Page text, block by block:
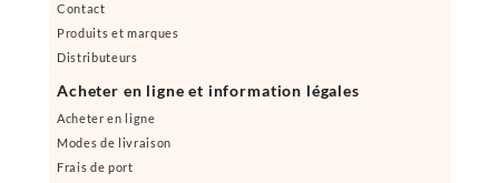
Contact
Produits et marques
Distributeurs
Acheter en ligne et information légales
Acheter en ligne
Modes de livraison
Frais de port